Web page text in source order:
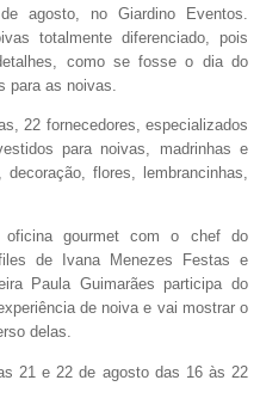
agosto, no Giardino Eventos.
totalmente diferenciado, pois
como se fosse o dia do
para as noivas.
22 fornecedores, especializados
para noivas, madrinhas e
decoração, flores, lembrancinhas,
gourmet com o chef do
de Ivana Menezes Festas e
Paula Guimarães participa do
de noiva e vai mostrar o
delas.
21 e 22 de agosto das 16 às 22